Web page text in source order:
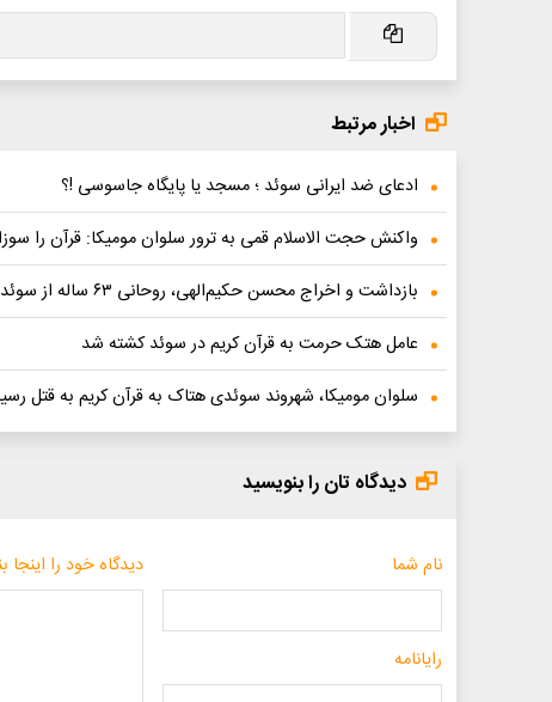
اخبار مرتبط
ادعای ضد ایرانی سوئد ؛ مسجد یا پایگاه جاسوسی !؟
واکنش حجت الاسلام قمی به ترور سلوان مومیکا: قرآن را
بازداشت و اخراج محسن حکیم‌الهی، روحانی ۶۳ ساله از سوئد!
عامل هتک حرمت به قرآن کریم در سوئد کشته شد
سلوان مومیکا، شهروند سوئدی هتاک به قرآن کریم به قتل
دیدگاه تان را بنویسید
نام شما
رایانامه
دیدگاه خود را اینجا